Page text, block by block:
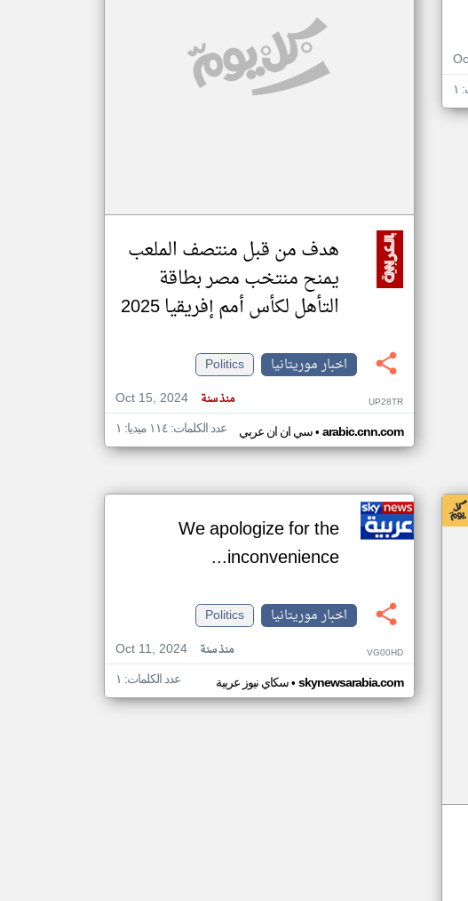
مصادر الأخبار من موريتانيا
هدف من قبل منتصف الملعب
يمنح منتخب مصر بطاقة
التأهل لكأس أمم إفريقيا 2025
اخبار موريتانيا
Politics
Oct 15, 2024
منذ سنة UP28TR
سي ان ان عربي• arabic.cnn.com عدد الكلمات: ١١٤ ميديا: ١
We apologize for the
inconvenience...
اخبار موريتانيا
Politics
Oct 11, 2024
منذ سنة VG00HD
سكاي نيوز عربية• skynewsarabia.com عدد الكلمات: ١